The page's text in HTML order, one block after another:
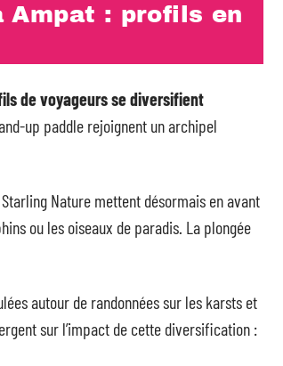
Ampat : profils en
de voyageurs se diversifient
up paddle rejoignent un archipel
Nature mettent désormais en avant
ou les oiseaux de paradis. La plongée
autour de randonnées sur les karsts et
sur l’impact de cette diversification :